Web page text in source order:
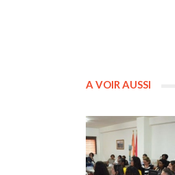
A VOIR AUSSI